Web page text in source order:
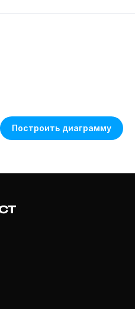
Построить диаграмму